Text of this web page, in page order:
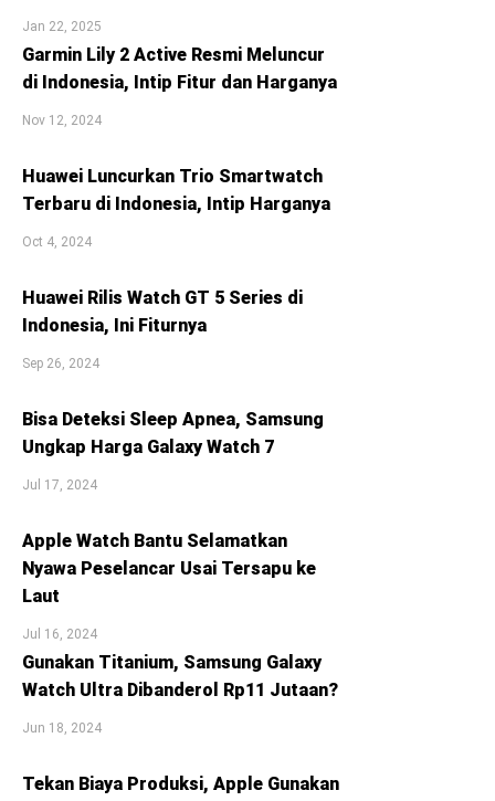
Jan 22, 2025
Garmin Lily 2 Active Resmi Meluncur
di Indonesia, Intip Fitur dan Harganya
Nov 12, 2024
Huawei Luncurkan Trio Smartwatch
Terbaru di Indonesia, Intip Harganya
Oct 4, 2024
Huawei Rilis Watch GT 5 Series di
Indonesia, Ini Fiturnya
Sep 26, 2024
Bisa Deteksi Sleep Apnea, Samsung
Ungkap Harga Galaxy Watch 7
Jul 17, 2024
Apple Watch Bantu Selamatkan
Nyawa Peselancar Usai Tersapu ke
Laut
Jul 16, 2024
Gunakan Titanium, Samsung Galaxy
Watch Ultra Dibanderol Rp11 Jutaan?
Jun 18, 2024
Tekan Biaya Produksi, Apple Gunakan